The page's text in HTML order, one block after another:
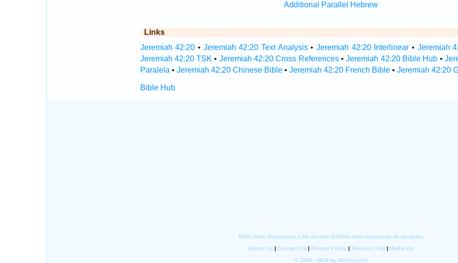
Additional Parallel Hebrew
Links
Jeremiah 42:20 • Jeremiah 42:20 Text Analysis• Jeremiah 42:20 Interlinear • Jeremiah
Jeremiah 42:20 TSK • Jeremiah 42:20 Cross References•Jeremiah 42:20 Bible Hub •
Paralela • Jeremiah 42:20 Chinese Bible• Jeremiah 42:20 French Bible• Jeremiah 42:20
Bible Hub